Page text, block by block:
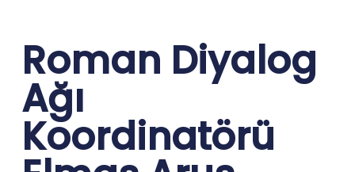
Roman Diyalog
Ağı
Koordinatörü